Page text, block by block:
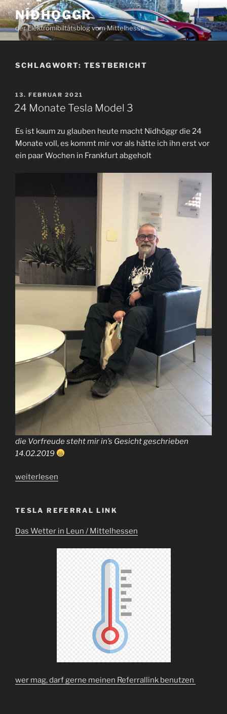
Zum
Inhalt
springen
NÍÐHǪGGR
der Elektromibiltätsblog vom Mittelhesse
SCHLAGWORT: TESTBERICHT
VERÖFFENTLICHT
AM
13. FEBRUAR 2021
24 Monate Tesla Model 3
Es ist kaum zu glauben heute macht Nidhöggr die 24
Monate voll, es kommt mir vor als hätte ich ihn erst vor
ein paar Wochen in Frankfurt abgeholt
die Vorfreude steht mir in’s Gesicht geschrieben
14.02.2019
„24
Model
weiterlesen
TESLA REFERRAL LINK
Das Wetter in Leun / Mittelhessen
wer mag, darf gerne meinen Referrallink benutzen